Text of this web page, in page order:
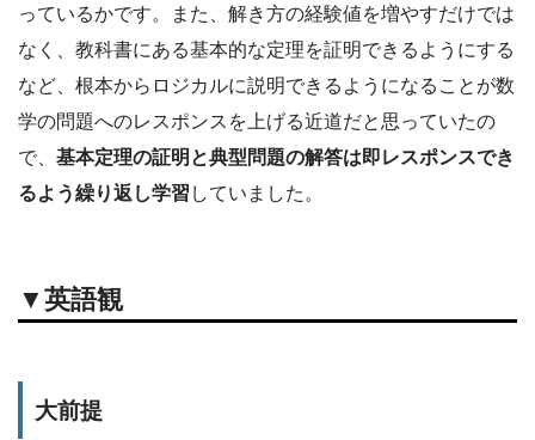
っているかです。また、解き方の経験値を増やすだけでは
なく、教科書にある基本的な定理を証明できるようにする
など、根本からロジカルに説明できるようになることが数
学の問題へのレスポンスを上げる近道だと思っていたの
で、 基本定理の証明と典型問題の解答は即レスポンスでき
るよう繰り返し学習 していました。
▼英語観
大前提